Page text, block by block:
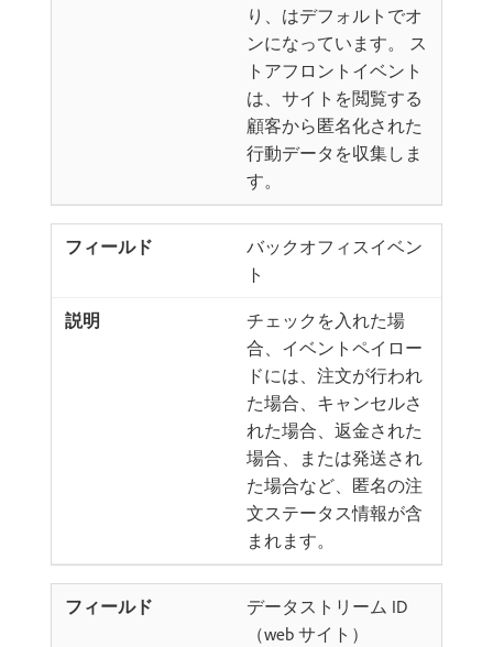
り、はデフォルトでオ
ンになっています。 ス
トアフロントイベント
は、サイトを閲覧する
顧客から匿名化された
行動データを収集しま
す。
バックオフィスイベン
ト
チェックを入れた場
合、イベントペイロー
ドには、注文が行われ
た場合、キャンセルさ
れた場合、返金された
場合、または発送され
た場合など、匿名の注
文ステータス情報が含
まれます。
データストリーム ID
（web サイト）